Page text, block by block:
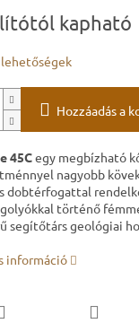
kapható
Hozzáadás a
45Cegy megbízható
nagyobb
dobtérfogattal
történő
segítőtárs geológiai
információ